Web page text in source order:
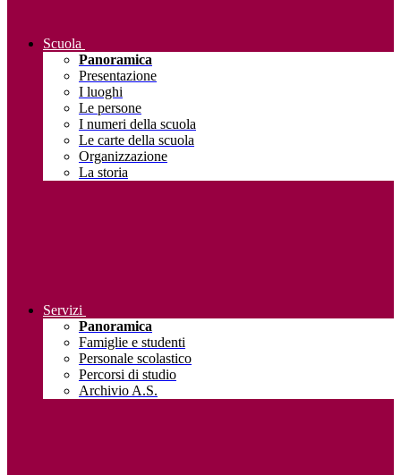
Scuola
Panoramica
Presentazione
I luoghi
Le persone
I numeri della scuola
Le carte della scuola
Organizzazione
La storia
Servizi
Panoramica
Famiglie e studenti
Personale scolastico
Percorsi di studio
Archivio A.S.